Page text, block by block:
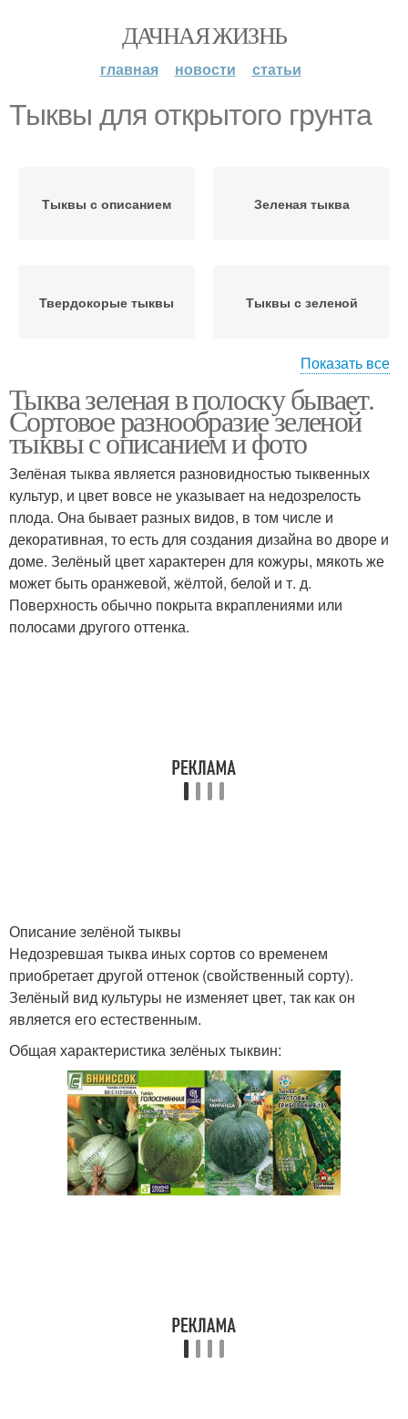
ДАЧНАЯ ЖИЗНЬ
главная новости статьи
Тыквы для открытого грунта
Тыквы с описанием Зеленая тыква
Твердокорые тыквы Тыквы с зеленой
Блюда из тыквы Мясо с тыквой
Тыква в сметанном
соусе
Драники из тыквы
Грунт с описанием Оранжевая тыква
Незрелая тыква Тыквы к уборке
Мускатная тыква Тыквы по цвету
Тыквы для
длительного хранения
Зеленые тыквы
Показать все
Тыква зеленая в полоску бывает.
Сортовое разнообразие зеленой
тыквы с описанием и фото
Зелёная тыква является разновидностью тыквенных
культур, и цвет вовсе не указывает на недозрелость
плода. Она бывает разных видов, в том числе и
декоративная, то есть для создания дизайна во дворе и
доме. Зелёный цвет характерен для кожуры, мякоть же
может быть оранжевой, жёлтой, белой и т. д.
Поверхность обычно покрыта вкраплениями или
полосами другого оттенка.
Описание зелёной тыквы
Недозревшая тыква иных сортов со временем
приобретает другой оттенок (свойственный сорту).
Зелёный вид культуры не изменяет цвет, так как он
является его естественным.
Общая характеристика зелёных тыквин: